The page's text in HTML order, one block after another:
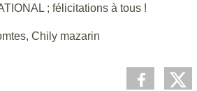
; félicitations à tous !
Chily mazarin